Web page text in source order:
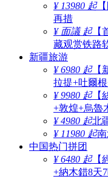
¥ 13980 起
再措
¥ 面議 起【
藏观赏铁路
新疆旅游
¥ 6980 起【
拉提+吐爾
¥ 9980 起【
+敦煌+烏魯
¥ 4980 起北
¥ 11980 起
中国热门拼团
¥ 6480 起【
+納木錯8天